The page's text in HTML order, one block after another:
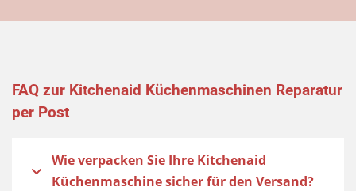
FAQ zur Kitchenaid Küchenmaschinen Reparatur
per Post
Wie verpacken Sie Ihre Kitchenaid
Küchenmaschine sicher für den Versand?